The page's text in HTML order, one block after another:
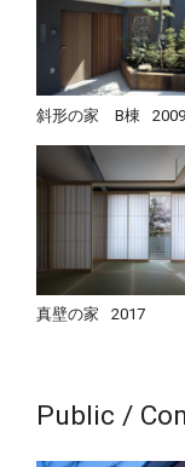
斜形の家 B棟 2009
真壁の家 2017
Public /